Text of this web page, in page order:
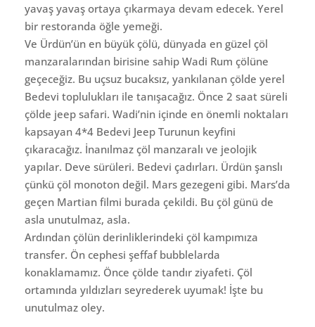
yavaş yavaş ortaya çıkarmaya devam edecek. Yerel
bir restoranda öğle yemeği.
Ve Ürdün’ün en büyük çölü, dünyada en güzel çöl
manzaralarından birisine sahip Wadi Rum çölüne
geçeceğiz. Bu uçsuz bucaksız, yankılanan çölde yerel
Bedevi toplulukları ile tanışacağız. Önce 2 saat süreli
çölde jeep safari. Wadi’nin içinde en önemli noktaları
kapsayan 4*4 Bedevi Jeep Turunun keyfini
çıkaracağız. İnanılmaz çöl manzaralı ve jeolojik
yapılar. Deve sürüleri. Bedevi çadırları. Ürdün şanslı
çünkü çöl monoton değil. Mars gezegeni gibi. Mars’da
geçen Martian filmi burada çekildi. Bu çöl günü de
asla unutulmaz, asla.
Ardından çölün derinliklerindeki çöl kampımıza
transfer. Ön cephesi şeffaf bubblelarda
konaklamamız. Önce çölde tandır ziyafeti. Çöl
ortamında yıldızları seyrederek uyumak! İşte bu
unutulmaz oley.